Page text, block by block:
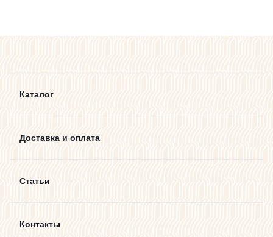
Каталог
Доставка и оплата
Статьи
Контакты